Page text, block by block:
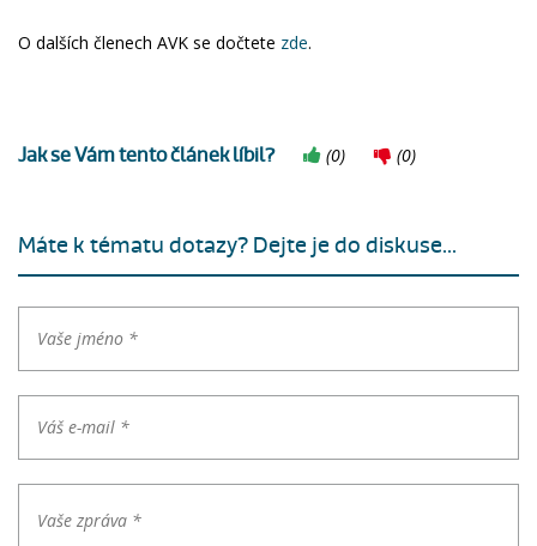
O dalších členech AVK se dočtete zde.
Jak se Vám tento článek líbil? (0) (0)
Máte k tématu dotazy? Dejte je do diskuse...